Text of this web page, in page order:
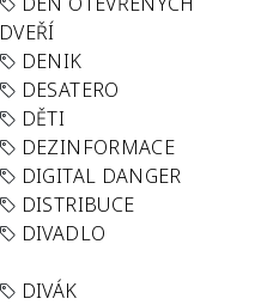
DVEŘÍ
DENIK
DESATERO
DĚTI
DEZINFORMACE
DIGITAL DANGER
DISTRIBUCE
DIVADLO
DIVÁK